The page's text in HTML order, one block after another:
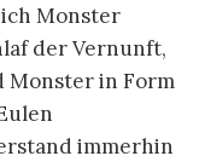
seiner